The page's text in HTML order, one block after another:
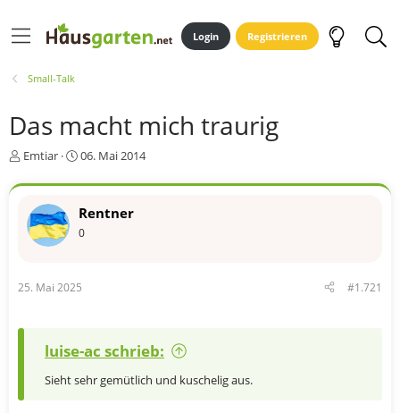
Login Registrieren
Small-Talk
Das macht mich traurig
E
s
e
r
Emtiar
E
s
e
l
a
06. Mai 2014
Rentner
0
25. Mai 2025 #1.721
luise-ac schrieb:
Sieht sehr gemütlich und kuschelig aus.